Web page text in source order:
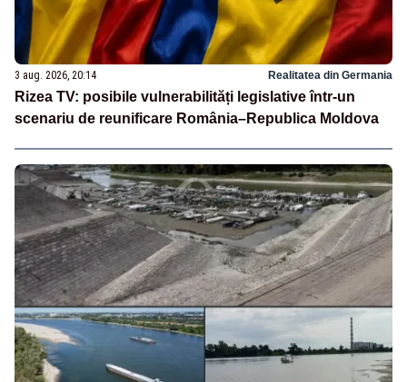
3 aug. 2026, 20:14 Realitatea din Germania
Rizea TV: posibile vulnerabilități legislative într-un
scenariu de reunificare România–Republica Moldova